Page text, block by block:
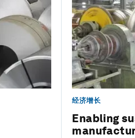
经济增长
Enabling